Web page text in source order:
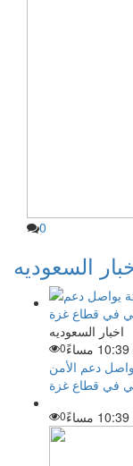
0
السعوديه
اخبار السعوديه
0
دعم الأمن
في قطاع غزة
0